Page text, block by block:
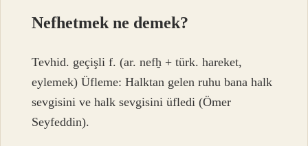
Nefhetmek ne demek?
Tevhid. geçişli f. (ar. nefḫ + türk. hareket,
eylemek) Üfleme: Halktan gelen ruhu bana halk
sevgisini ve halk sevgisini üfledi (Ömer
Seyfeddin).